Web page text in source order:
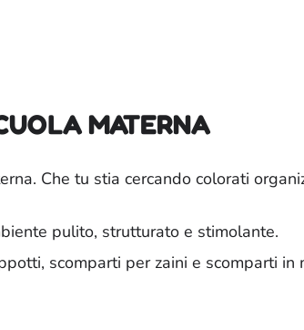
MATERNA
Che tu stia cercando colorati
pulito, strutturato e stimolante.
scomparti per zaini e scomparti in